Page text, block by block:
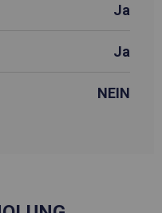
Ja
Ja
NEIN